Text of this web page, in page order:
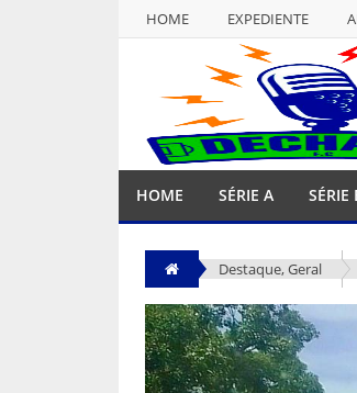
HOME EXPEDIENTE
EXPEDIENTE
HOME SÉRIE A SÉRIE
Destaque,Geral